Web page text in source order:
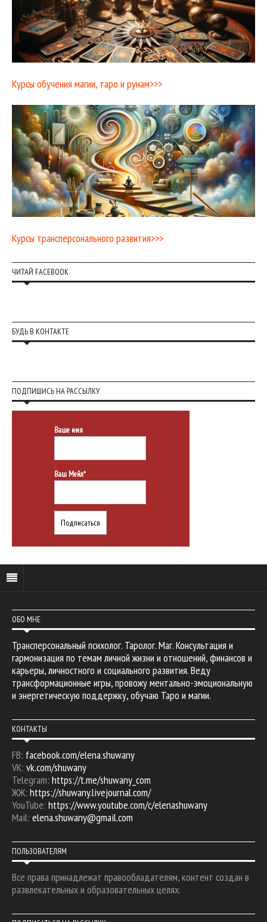
Курсы обучения магии, таро и рунам>>>
Курсы трансперсонального развития>>>
ЧИТАЙ FACEBOOK
БУДЬ В КОНТАКТЕ
ПОДПИШИСЬ НА РАССЫЛКУ
Ваше имя
Ваш Мейл*
ОБО МНЕ
Трансперсональный психолог. Таролог. Маг. Консультация и
гармонизация по темам личной жизни и отношений, финансов и
карьеры, личностного и социального развития. Веду
трансформационные игры, провожу ментально-эмоциональную
и энергетическую поддержку, обучаю Таро и магии.
КОНТАКТЫ
FB: facebook.com/elena.shuwany
VK: vk.com/shuwany
Telegram: https://t.me/shuwany_com
ЖЖ: https://shuwany.livejournal.com/
YouTube: https://www.youtube.com/c/elenashuwany
Mail: elena.shuwany@gmail.com
ПОЛЬЗОВАТЕЛЯМ
Все права принадлежат правообладателям, контент создан в
развлекательных и образовательных целях.